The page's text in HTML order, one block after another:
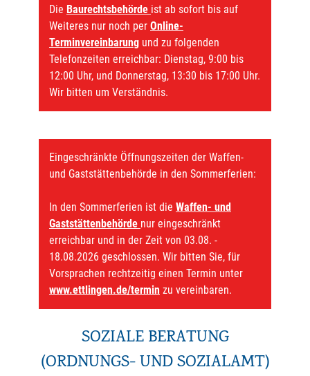
Die Baurechtsbehörde ist ab sofort bis auf
Weiteres nur noch per Online-
Terminvereinbarung und zu folgenden
Telefonzeiten erreichbar: Dienstag, 9:00 bis
12:00 Uhr, und Donnerstag, 13:30 bis 17:00 Uhr.
Wir bitten um Verständnis.
Eingeschränkte Öffnungszeiten der Waffen-
und Gaststättenbehörde in den Sommerferien:
In den Sommerferien ist die Waffen- und
Gaststättenbehörde nur eingeschränkt
erreichbar und in der Zeit von 03.08. -
18.08.2026 geschlossen. Wir bitten Sie, für
Vorsprachen rechtzeitig einen Termin unter
www.ettlingen.de/termin zu vereinbaren.
SOZIALE BERATUNG
(ORDNUNGS- UND SOZIALAMT)